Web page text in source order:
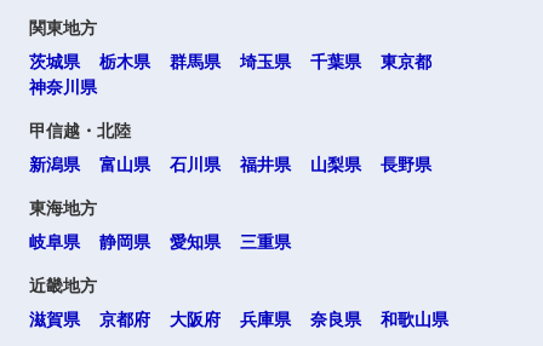
九州・沖縄
関東地方
茨城県
栃木県 群馬県 埼玉県 千葉県
東京都
神奈川県
甲信越・北陸
新潟県
富山県 石川県 福井県 山梨県 長野県
東海地方
岐阜県
静岡県 愛知県 三重県
近畿地方
滋賀県
京都府 大阪府 兵庫県 奈良県 和歌山県